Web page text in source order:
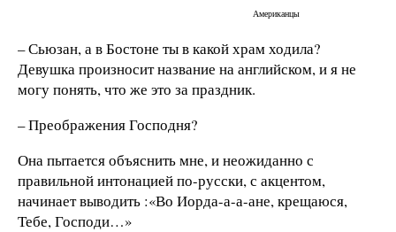
Американцы
– Сьюзан, а в Бостоне ты в какой храм ходила?
Девушка произносит название на английском, и я не
могу понять, что же это за праздник.
– Преображения Господня?
Она пытается объяснить мне, и неожиданно с
правильной интонацией по-русски, с акцентом,
начинает выводить :«Во Иорда-а-а-ане, крещаюся,
Тебе, Господи…»